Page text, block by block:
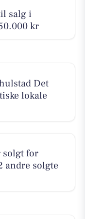
salg i
kr
Det
lokale
solgt for
andre solgte